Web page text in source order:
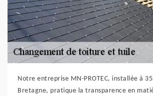
Notre entreprise MN-PROTEC, installée à
Bretagne, pratique la transparence en